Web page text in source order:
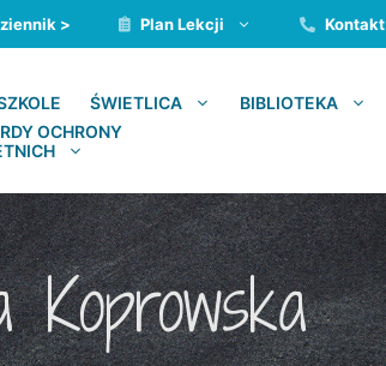
> Plan Lekcji Kontakt
ŚWIETLICA BIBLIOTEKA
OCHRONY
Koprowska